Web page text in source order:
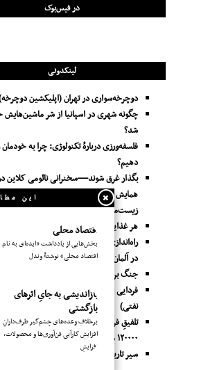
در فیس‌بوک
لینکدونی
دوچرخه‌سواری در تهران (اپلیکشین
چگونه شهری در اسپانیا از شر
شد؟
فلسفه‌ورزی دربارهٔ تکنولوژی: چرا به
دهیم؟
بگذار غرق شوند—سخنرانی نائومی کلاین
همایش ادوارد سعید در لندن، دربارۀ بحران
زیست‌محیطی و جنگ بر سر نفت، آب و
هر غذایی فلسفۀ خودش را دارد
راه‌اندازی اولین فروشگاه مواد غذایی
در آلمان
جنگ بر سر منابع آب
فردایی درکار نیست (انیمیشن آموزشی
نفتی)
تلفیقِ فرهنگ: نمایشِ گرافیکیِ جا‌به‌جایی بیش
۱۲۰۰۰۰ شخصیتِ مهم فرهنگی در تاریخِ جهان
سیر تاریخی رابطۀ انسان و تکنیک (لوئیس
این
اقتصاد محلی
بخش‌هایی از یادداشت «ایده‌ای به نام
اقتصاد محلی» نوشتهٔ وندل
بازاندیشی به جایِ اثرهای
بازگشتی
برخلافِ وعده‌های چشم‌گیر طرف‌دارانِ
افزایشِ کارآییِ فن‌آوری‌ها و محصولات،
افزایشِ